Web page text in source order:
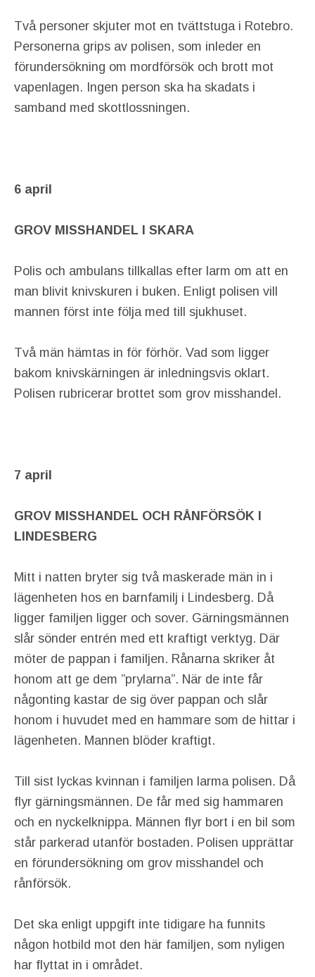
Två personer skjuter mot en tvättstuga i Rotebro.
Personerna grips av polisen, som inleder en
förundersökning om mordförsök och brott mot
vapenlagen. Ingen person ska ha skadats i
samband med skottlossningen.
6 april
GROV MISSHANDEL I SKARA
Polis och ambulans tillkallas efter larm om att en
man blivit knivskuren i buken. Enligt polisen vill
mannen först inte följa med till sjukhuset.
Två män hämtas in för förhör. Vad som ligger
bakom knivskärningen är inledningsvis oklart.
Polisen rubricerar brottet som grov misshandel.
7 april
GROV MISSHANDEL OCH RÅNFÖRSÖK I
LINDESBERG
Mitt i natten bryter sig två maskerade män in i
lägenheten hos en barnfamilj i Lindesberg. Då
ligger familjen ligger och sover. Gärningsmännen
slår sönder entrén med ett kraftigt verktyg. Där
möter de pappan i familjen. Rånarna skriker åt
honom att ge dem ”prylarna”. När de inte får
någonting kastar de sig över pappan och slår
honom i huvudet med en hammare som de hittar i
lägenheten. Mannen blöder kraftigt.
Till sist lyckas kvinnan i familjen larma polisen. Då
flyr gärningsmännen. De får med sig hammaren
och en nyckelknippa. Männen flyr bort i en bil som
står parkerad utanför bostaden. Polisen upprättar
en förundersökning om grov misshandel och
rånförsök.
Det ska enligt uppgift inte tidigare ha funnits
någon hotbild mot den här familjen, som nyligen
har flyttat in i området.